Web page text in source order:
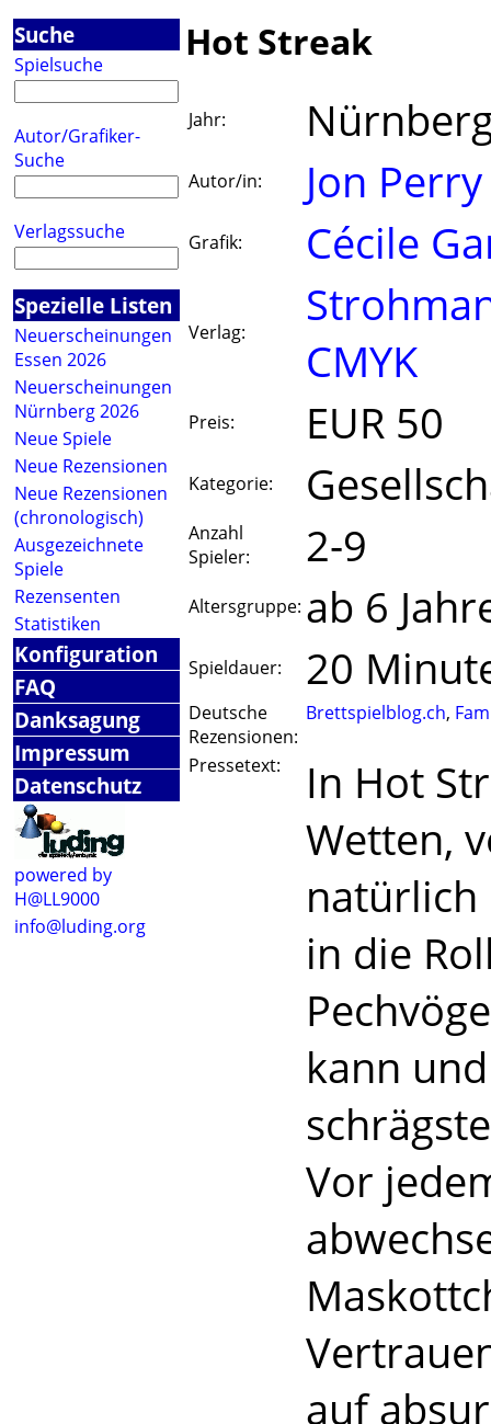
Suche
Spielsuche
Autor/Grafiker-
Suche
Verlagssuche
Spezielle Listen
Neuerscheinungen
Essen 2026
Neuerscheinungen
Nürnberg 2026
Neue Spiele
Neue Rezensionen
Neue Rezensionen
(chronologisch)
Ausgezeichnete
Spiele
Rezensenten
Statistiken
Konfiguration
FAQ
Danksagung
Impressum
Datenschutz
powered by
H@LL9000
info@luding.org
Hot Streak
Jahr:
Autor/in: Jon Perry
Grafik: Cécile
Verlag:
CMYK
Preis: EUR 50
Kategorie:
Anzahl
Spieler:
2-9
Altersgruppe: ab 6
Spieldauer: 20
Deutsche
Rezensionen:
Brettspielblog.ch,
Pressetext:
In Hot
Wetten,
natürlich
in die
kann
Vor
auf